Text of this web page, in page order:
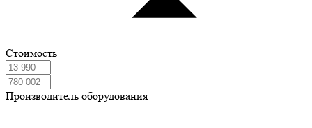
Стоимость
Производитель оборудования